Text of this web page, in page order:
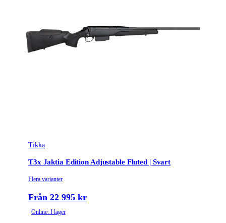
Tikka
T3x Jaktia Edition Adjustable Fluted | Svart
Flera varianter
Från 22 995 kr
Online: I lager